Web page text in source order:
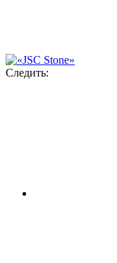
Следить: